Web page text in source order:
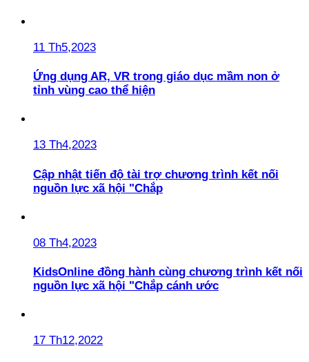
11 Th5,2023
Ứng dụng AR, VR trong giáo dục mầm non ở
tỉnh vùng cao thể hiện
13 Th4,2023
Cập nhật tiến độ tài trợ chương trình kết nối
nguồn lực xã hội "Chắp
08 Th4,2023
KidsOnline đồng hành cùng chương trình kết nối
nguồn lực xã hội "Chắp cánh ước
17 Th12,2022